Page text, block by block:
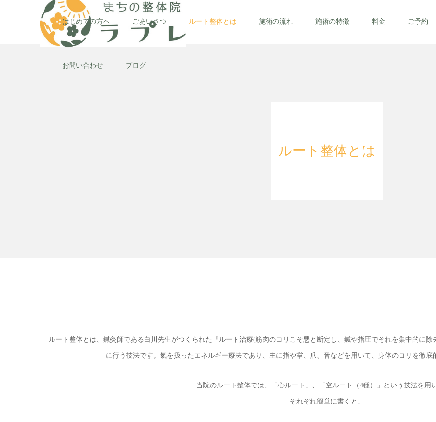
はじめての方へ ごあいさつ ルート整体とは 施術の流れ 施術の特徴 料金 ご予約
お問い合わせ ブログ
ルート整体とは
ルート整体とは、鍼灸師である白川先生がつくられた『ルート治療(筋肉のコリこそ悪と断定し、鍼や指圧でそれを集中的に
に行う技法です。氣を扱ったエネルギー療法であり、主に指や掌、爪、音などを用いて、身体のコリを徹
当院のルート整体では、「心ルート」、「空ルート（4種）」という技法を用
それぞれ簡単に書くと、